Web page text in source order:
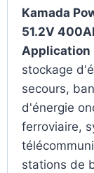
Kamada
51.2V
Application
stockage
secours,
d'énergie
ferroviaire,
stations de